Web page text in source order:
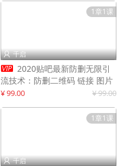
1章1课
 千启
 2020贴吧最新防删无限引
流技术：防删二维码 链接 图片
制作
¥ 99.00 ¥ 99.00
1章1课
 千启